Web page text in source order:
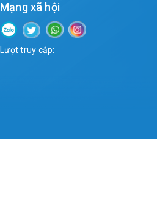
Mạng xã hội
Lượt truy cập: